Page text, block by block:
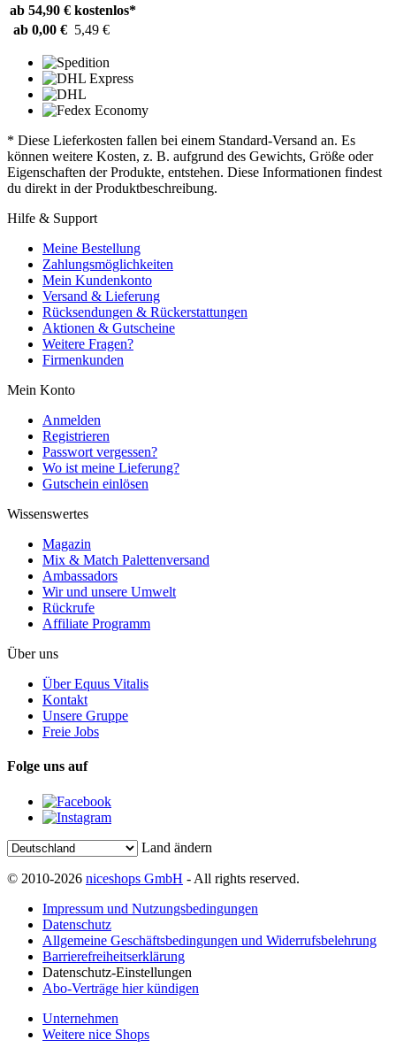
ab 54,90 € kostenlos*
ab 0,00 € 5,49 €
* Diese Lieferkosten fallen bei einem Standard-Versand an. Es
können weitere Kosten, z. B. aufgrund des Gewichts, Größe oder
Eigenschaften der Produkte, entstehen. Diese Informationen findest
du direkt in der Produktbeschreibung.
Hilfe & Support
Meine Bestellung
Zahlungsmöglichkeiten
Mein Kundenkonto
Versand & Lieferung
Rücksendungen & Rückerstattungen
Aktionen & Gutscheine
Weitere Fragen?
Firmenkunden
Mein Konto
Anmelden
Registrieren
Passwort vergessen?
Wo ist meine Lieferung?
Gutschein einlösen
Wissenswertes
Magazin
Mix & Match Palettenversand
Ambassadors
Wir und unsere Umwelt
Rückrufe
Affiliate Programm
Über uns
Über Equus Vitalis
Kontakt
Unsere Gruppe
Freie Jobs
Folge uns auf
Land ändern
© 2010-2026 niceshops GmbH - All rights reserved.
Impressum und Nutzungsbedingungen
Datenschutz
Allgemeine Geschäftsbedingungen und Widerrufsbelehrung
Barrierefreiheitserklärung
Datenschutz-Einstellungen
Abo-Verträge hier kündigen
Unternehmen
Weitere nice Shops